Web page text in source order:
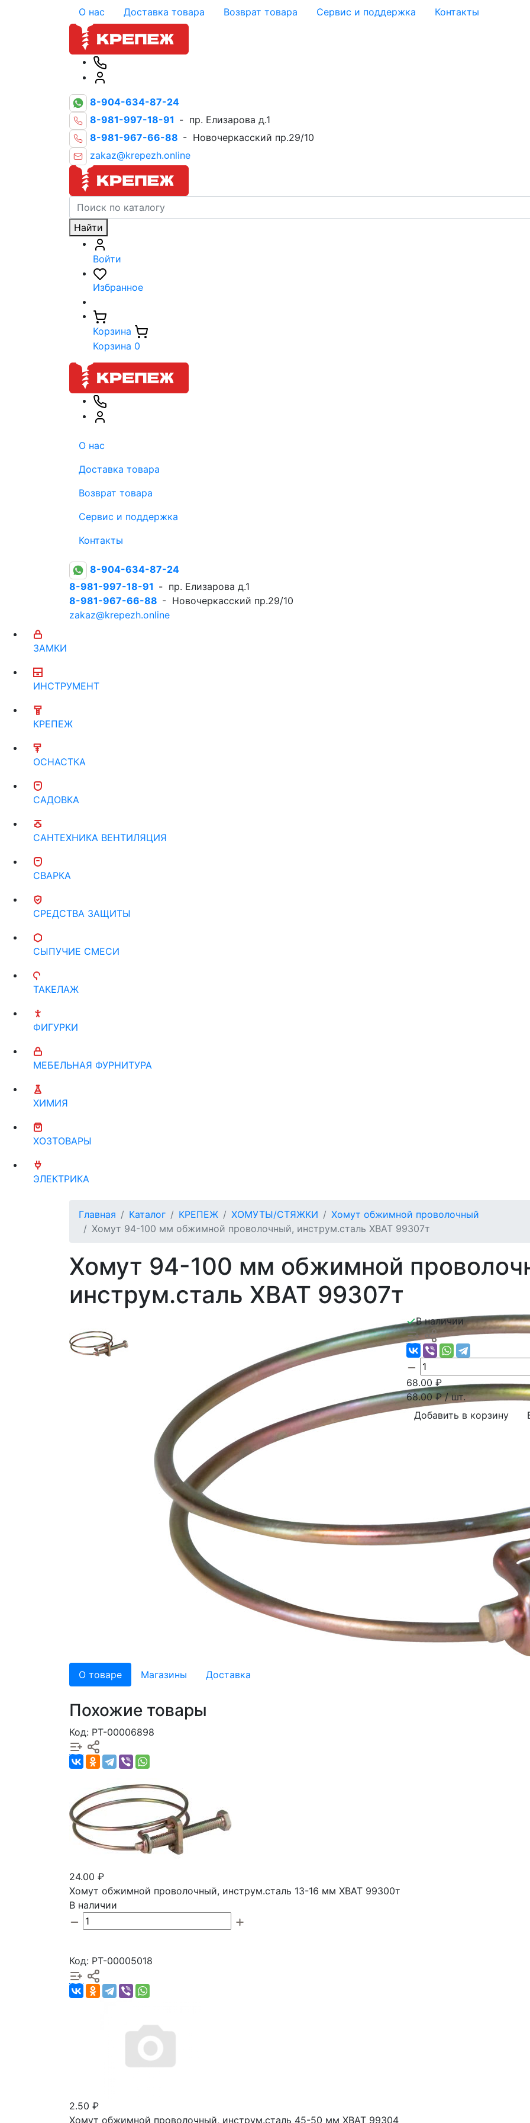
О нас Доставка товара Возврат товара Сервис и поддержка Контакты
8-904-634-87-24
8-981-997-18-91 - пр. Елизарова д.1
8-981-967-66-88 - Новочеркасский пр.29/10
zakaz@krepezh.online
Найти
Войти
Избранное
Корзина
Корзина 0
О нас
Доставка товара
Возврат товара
Сервис и поддержка
Контакты
8-904-634-87-24
8-981-997-18-91 - пр. Елизарова д.1
8-981-967-66-88 - Новочеркасский пр.29/10
zakaz@krepezh.online
ЗАМКИ
ИНСТРУМЕНТ
КРЕПЕЖ
ОСНАСТКА
САДОВКА
САНТЕХНИКА ВЕНТИЛЯЦИЯ
СВАРКА
СРЕДСТВА ЗАЩИТЫ
СЫПУЧИЕ СМЕСИ
ТАКЕЛАЖ
ФИГУРКИ
МЕБЕЛЬНАЯ ФУРНИТУРА
ХИМИЯ
ХОЗТОВАРЫ
ЭЛЕКТРИКА
Главная Каталог КРЕПЕЖ ХОМУТЫ/СТЯЖКИ
Хомут обжимной проволочный
Хомут 94-100 мм обжимной проволочный, инструм.сталь ХВАТ 99307т
Хомут 94-100 мм обжимной
инструм.сталь ХВАТ 99307т
В наличии
68.00 ₽
68.00₽ / шт.
Добавить в корзину
О товаре Магазины Доставка
Похожие товары
Код: РТ-00006898
24.00 ₽
Хомут обжимной проволочный, инструм.сталь 13-16 мм ХВАТ 99300т
В наличии
Код: РТ-00005018
2.50 ₽
Хомут обжимной проволочный, инструм.сталь 45-50 мм ХВАТ 99304